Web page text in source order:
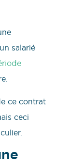
salarié
ce contrat
ceci